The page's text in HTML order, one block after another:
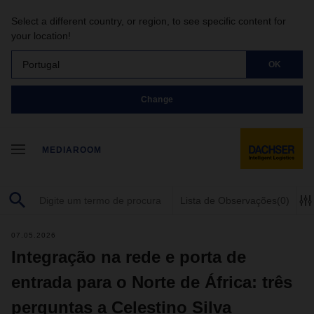
Select a different country, or region, to see specific content for
your location!
Portugal OK
Change
MEDIAROOM
Lista de Observações (0)
07.05.2026
Integração na rede e porta de
entrada para o Norte de África: três
perguntas a Celestino Silva